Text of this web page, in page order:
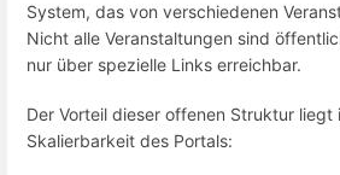
System, das von verschiedenen
Nicht alle Veranstaltungen sind
nur über spezielle Links erreichbar.
Der Vorteil dieser offenen Struktur liegt
Skalierbarkeit des Portals: